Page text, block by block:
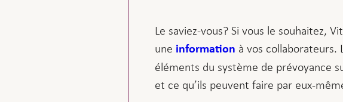
Le saviez-vous? Si vous le souhaitez,
une information à vos
éléments du système de prévoyance
et ce qu’ils peuvent faire par eux-